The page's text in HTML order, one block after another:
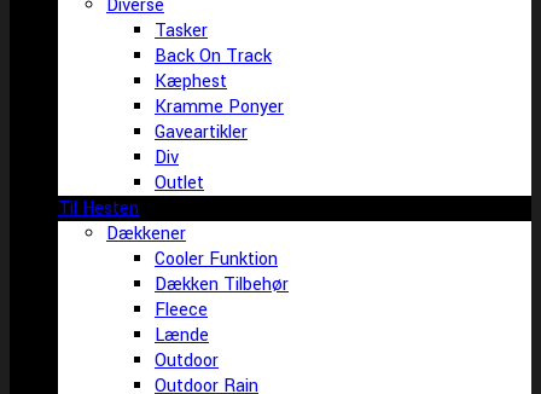
Diverse
Tasker
Back On Track
Kæphest
Kramme Ponyer
Gaveartikler
Div
Outlet
Til Hesten
Dækkener
Cooler Funktion
Dækken Tilbehør
Fleece
Lænde
Outdoor
Outdoor Rain